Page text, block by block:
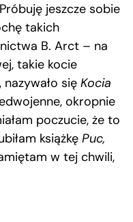
jeszcze sobie
takich
B. Arct – na
takie kocie
się Kocia
okropnie
poczucie, że to
książkę Puc,
w tej chwili,